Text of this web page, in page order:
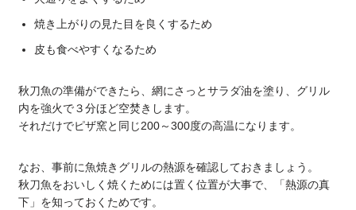
焼き上がりの見た目を良くするため
皮も食べやすくなるため
秋刀魚の準備ができたら、網にさっとサラダ油を塗り、グリル
内を強火で３分ほど空焚きします。
それだけでピザ窯と同じ200～300度の高温になります。
なお、事前に魚焼きグリルの熱源を確認しておきましょう。
秋刀魚をおいしく焼くためには置く位置が大事で、「熱源の真
下」を知っておくためです。